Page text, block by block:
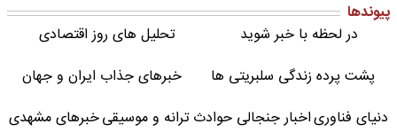
پیوندها
در لحظه با خبر شوید
تحلیل های روز اقتصادی
پشت پرده زندگی سلبریتی ها
خبرهای جذاب ایران و جهان
دنیای فناوریاخبار جنجالی حوادثترانه و موسیقیخبرهای مشهدی